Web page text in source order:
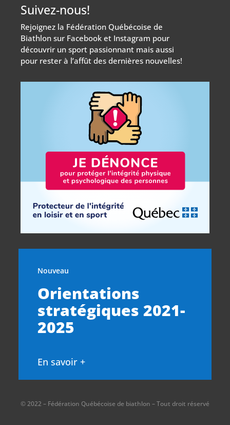
Suivez-nous!
Rejoignez la Fédération Québécoise de
Biathlon sur Facebook et Instagram pour
découvrir un sport passionnant mais aussi
pour rester à l’affût des dernières nouvelles!
Nouveau
Orientations
stratégiques 2021-
2025
En savoir +
© 2022 – Fédération Québécoise de biathlon – Tout droit réservé